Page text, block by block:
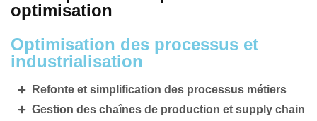
optimisation
Optimisation des processus et
industrialisation
Refonte et simplification des processus métiers
Gestion des chaînes de production et supply chain